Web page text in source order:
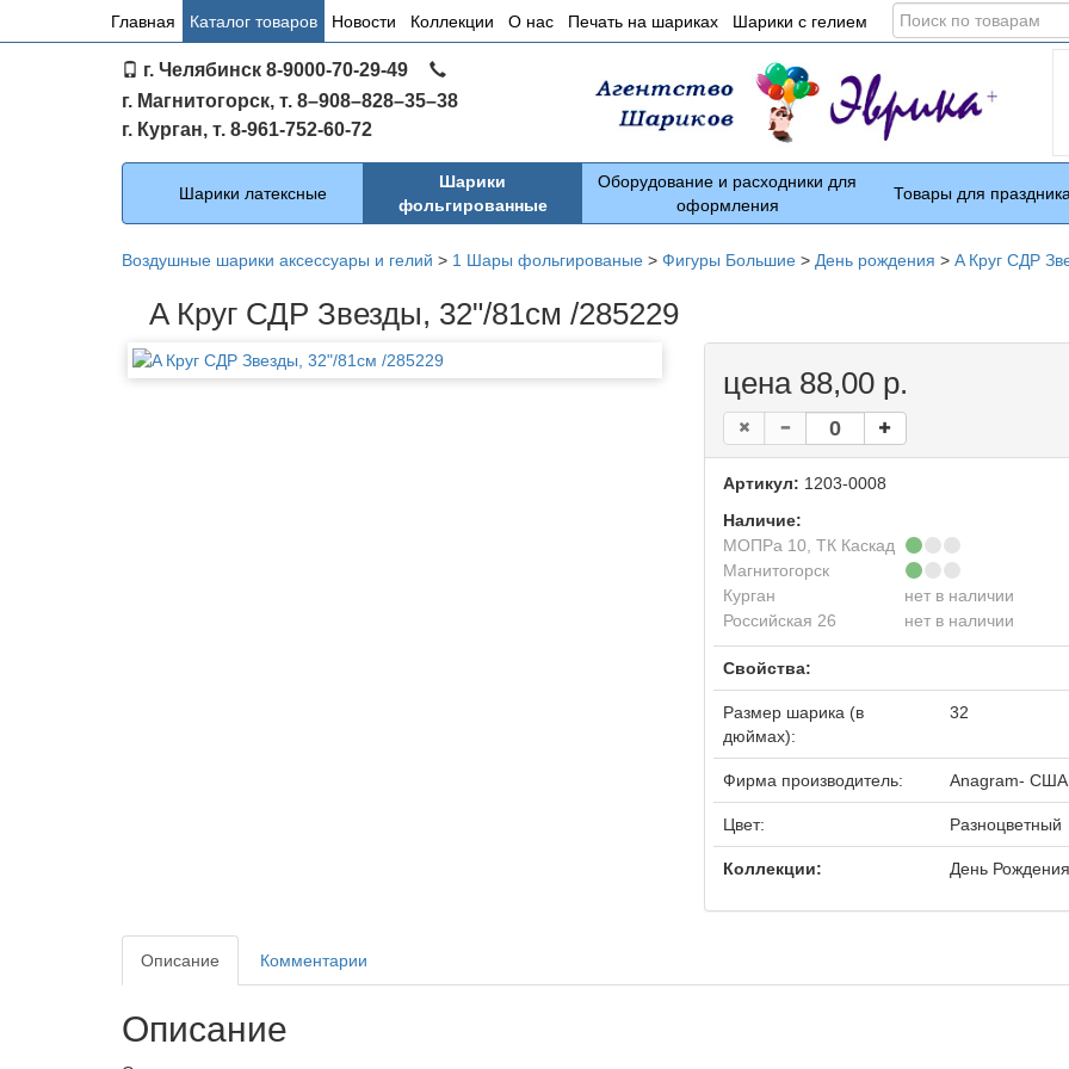
Основное
Главная Каталог товаров Новости Коллекции О нас Печать на шариках Шарики с гелием
Поиск
товарам
г. Челябинск 8-9000-70-29-49
г. Магнитогорск, т. 8–908–828–35–38
г. Курган, т. 8-961-752-60-72
Каталог
Шарики латексные
Шарики
фольгированные
Оборудование и расходники для
оформления
Товары для
Воздушные шарики аксессуары и гелий > 1 Шары фольгированые > Фигуры Большие > День рождения > A Круг СДР
A Круг СДР Звезды, 32"/81см /285229
цена 88,00 р.
Артикул: 1203-0008
Наличие:
МОПРа 10, ТК Каскад
Магнитогорск
Курган
нет в наличии
Российская 26
нет в наличии
Свойства:
Размер шарика (в
дюймах):
32
Фирма производитель: Anagram- США
Цвет: Разноцветный
Коллекции: День Рождения
Описание Комментарии
Описание